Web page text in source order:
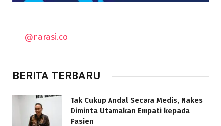
@narasi.co
BERITA TERBARU
Tak Cukup Andal Secara Medis, Nakes
Diminta Utamakan Empati kepada
Pasien